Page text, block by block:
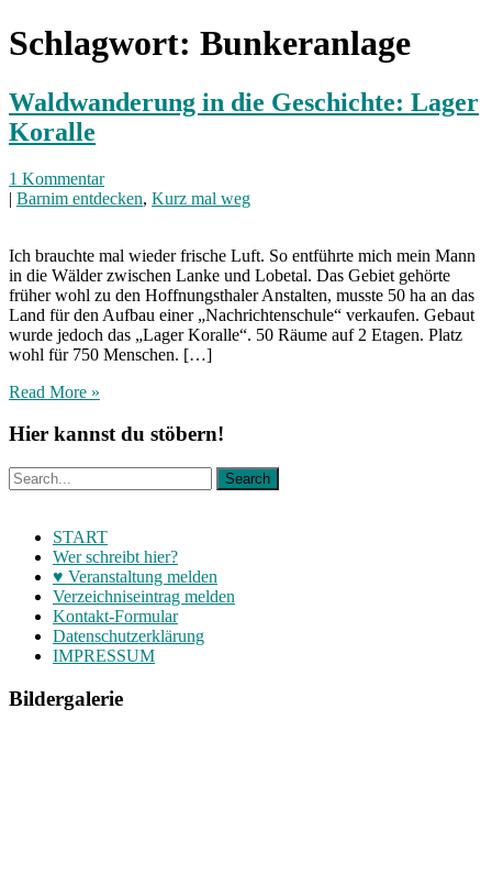
Schlagwort: Bunkeranlage
Waldwanderung in die Geschichte: Lager
Koralle
1 Kommentar
| Barnim entdecken, Kurz mal weg
Ich brauchte mal wieder frische Luft. So entführte mich mein Mann
in die Wälder zwischen Lanke und Lobetal. Das Gebiet gehörte
früher wohl zu den Hoffnungsthaler Anstalten, musste 50 ha an das
Land für den Aufbau einer „Nachrichtenschule“ verkaufen. Gebaut
wurde jedoch das „Lager Koralle“. 50 Räume auf 2 Etagen. Platz
wohl für 750 Menschen. […]
Read More »
Hier kannst du stöbern!
START
Wer schreibt hier?
♥ Veranstaltung melden
Verzeichniseintrag melden
Kontakt-Formular
Datenschutzerklärung
IMPRESSUM
Bildergalerie